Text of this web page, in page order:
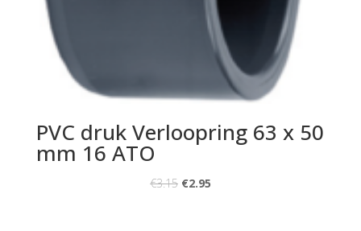
PVC druk Verloopring 63 x 50
mm 16 ATO
€3.15 €2.95